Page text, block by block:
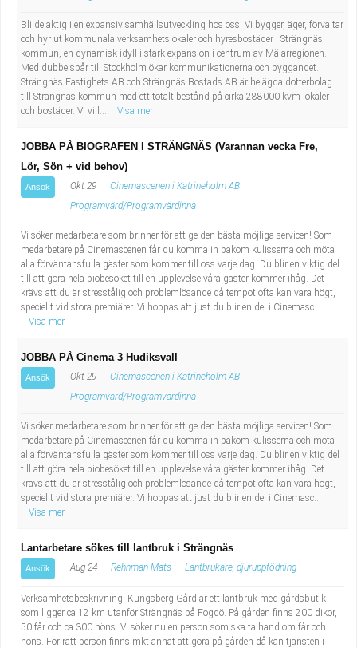
Bli delaktig i en expansiv samhällsutveckling hos oss! Vi bygger, äger, förvaltar
och hyr ut kommunala verksamhetslokaler och hyresbostäder i Strängnäs
kommun, en dynamisk idyll i stark expansion i centrum av Mälarregionen.
Med dubbelspår till Stockholm ökar kommunikationerna och byggandet.
Strängnäs Fastighets AB och Strängnäs Bostads AB är helägda dotterbolag
till Strängnäs kommun med ett totalt bestånd på cirka 288000 kvm lokaler
och bostäder. Vi vill...
Visa mer
JOBBA PÅ BIOGRAFEN I STRÄNGNÄS (Varannan vecka Fre,
Lör, Sön + vid behov)
Ansök Okt 29
Cinemascenen i Katrineholm AB
Programvärd/Programvärdinna
Vi söker medarbetare som brinner för att ge den bästa möjliga servicen! Som
medarbetare på Cinemascenen får du komma in bakom kulisserna och möta
alla förväntansfulla gäster som kommer till oss varje dag. Du blir en viktig del
till att göra hela biobesöket till en upplevelse våra gäster kommer ihåg. Det
krävs att du är stresstålig och problemlösande då tempot ofta kan vara högt,
speciellt vid stora premiärer. Vi hoppas att just du blir en del i Cinemasc...
Visa mer
JOBBA PÅ Cinema 3 Hudiksvall
Ansök Okt 29
Cinemascenen i Katrineholm AB
Programvärd/Programvärdinna
Vi söker medarbetare som brinner för att ge den bästa möjliga servicen! Som
medarbetare på Cinemascenen får du komma in bakom kulisserna och möta
alla förväntansfulla gäster som kommer till oss varje dag. Du blir en viktig del
till att göra hela biobesöket till en upplevelse våra gäster kommer ihåg. Det
krävs att du är stresstålig och problemlösande då tempot ofta kan vara högt,
speciellt vid stora premiärer. Vi hoppas att just du blir en del i Cinemasc...
Visa mer
Lantarbetare sökes till lantbruk i Strängnäs
Ansök Aug 24 Rehnman Mats Lantbrukare, djuruppfödning
Verksamhetsbeskrivning: Kungsberg Gård är ett lantbruk med gårdsbutik
som ligger ca 12 km utanför Strängnäs på Fogdö. På gården finns 200 dikor,
50 får och ca 300 höns. Vi söker nu en person som ska ta hand om får och
höns. För rätt person finns mkt annat att göra på gården då kan tjänsten i